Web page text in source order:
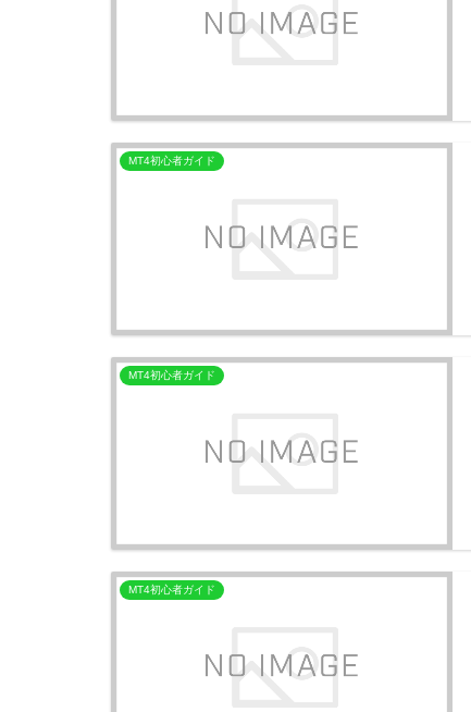
MT4初心者ガイド
MT4初心者ガイド
MT4初心者ガイド